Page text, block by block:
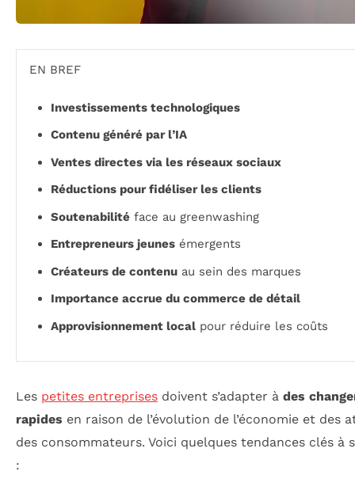
EN BREF
Investissements technologiques
Contenu généré par l’IA
Ventes directes via les réseaux sociaux
Réductions pour fidéliser les clients
Soutenabilité face au greenwashing
Entrepreneurs jeunes émergents
Créateurs de contenu au sein des marques
Importance accrue du commerce de détail
Approvisionnement local pour réduire les coûts
Les petites entreprises doivent s’adapter à des
rapides en raison de l’évolution de l’économie et des
des consommateurs. Voici quelques tendances clés à
: